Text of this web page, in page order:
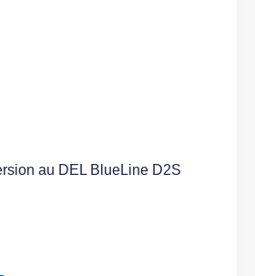
au DEL BlueLine D2S